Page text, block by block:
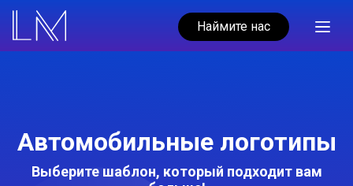
Наймите нас
Автомобильные логотипы
Выберите шаблон, который подходит вам